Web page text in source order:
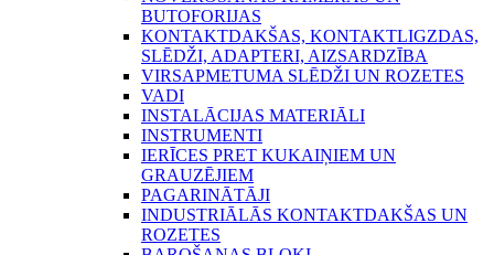
BUTOFORIJAS
KONTAKTDAKŠAS, KONTAKTLIGZDAS,
SLĒDŽI, ADAPTERI, AIZSARDZĪBA
VIRSAPMETUMA SLĒDŽI UN ROZETES
VADI
INSTALĀCIJAS MATERIĀLI
INSTRUMENTI
IERĪCES PRET KUKAIŅIEM UN
GRAUZĒJIEM
PAGARINĀTĀJI
INDUSTRIĀLĀS KONTAKTDAKŠAS UN
ROZETES